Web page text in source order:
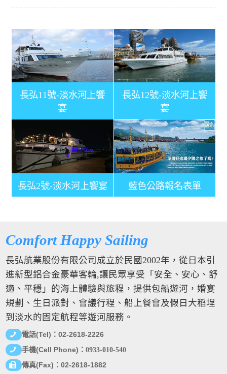
長弘11號-淡水河上饗
宴
長弘12號-淡水河上饗
宴
長弘2號-淡水河上饗宴 藍色公路報名表單
Comfort Happy Sailing
長弘航業股份有限公司成立於民國2002年，從日本引
進新型鋁合金豪華客輪,讓民眾享受「安全、安心、舒
適、平穩」的海上體驗與旅程，提供包船遊河，婚宴
規劃、生日派對、會議行程、船上餐會及假日大稻埕
到淡水的固定航程等遊河服務。
電話(Tel) ：02-2618-2226
手機(Cell Phone) ：0933-010-540
傳真(Fax) ：02-2618-1882